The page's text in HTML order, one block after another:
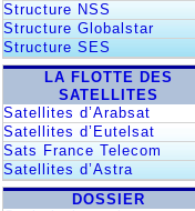
Structure NSS
Structure Globalstar
Structure SES
LA FLOTTE DES
SATELLITES
Satellites d’Arabsat
Satellites d’Eutelsat
Sats France Telecom
Satellites d’Astra
DOSSIER